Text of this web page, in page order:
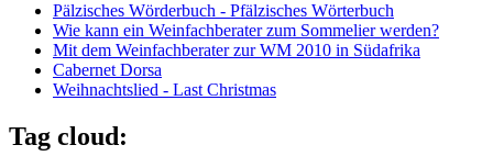
Pälzisches Wörderbuch - Pfälzisches Wörterbuch
Wie kann ein Weinfachberater zum Sommelier werden?
Mit dem Weinfachberater zur WM 2010 in Südafrika
Cabernet Dorsa
Weihnachtslied - Last Christmas
Tag cloud: